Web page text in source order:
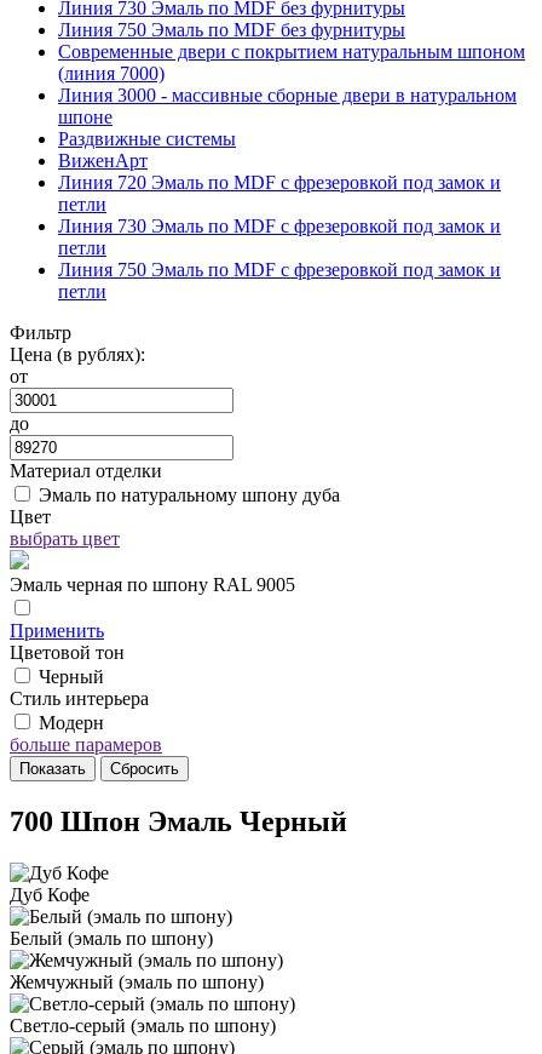
Линия 730 Эмаль по MDF без фурнитуры
Линия 750 Эмаль по MDF без фурнитуры
Современные двери с покрытием натуральным шпоном
(линия 7000)
Линия 3000 - массивные сборные двери в натуральном
шпоне
Раздвижные системы
ВиженАрт
Линия 720 Эмаль по MDF с фрезеровкой под замок и
петли
Линия 730 Эмаль по MDF с фрезеровкой под замок и
петли
Линия 750 Эмаль по MDF с фрезеровкой под замок и
петли
Фильтр
Цена (в рублях):
от
до
Материал отделки
Эмаль по натуральному шпону дуба
Цвет
выбрать цвет
Эмаль черная по шпону RAL 9005
Применить
Цветовой тон
Черный
Стиль интерьера
Модерн
больше парамеров
700 Шпон Эмаль Черный
Дуб Кофе
Белый (эмаль по шпону)
Жемчужный (эмаль по шпону)
Светло-серый (эмаль по шпону)